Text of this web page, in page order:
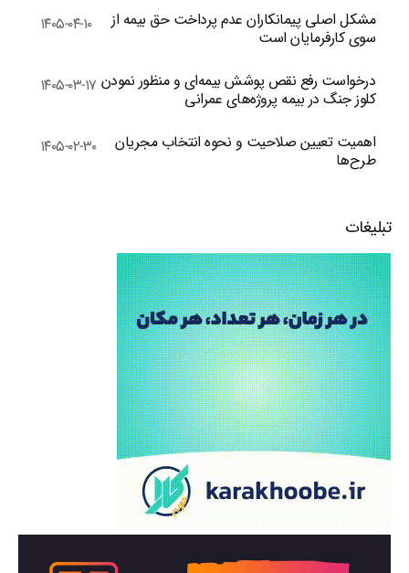
مشکل اصلی پیمانکاران عدم پرداخت حق بیمه از
سوی کارفرمایان است
۱۴۰۵-۰۴-۱۰
درخواست رفع نقص پوشش بیمه‌ای و منظور نمودن
کلوز جنگ در بیمه پروژه‌های عمرانی
۱۴۰۵-۰۳-۱۷
اهمیت تعیین صلاحیت و نحوه انتخاب مجریان
طرح‌ها
۱۴۰۵-۰۲-۳۰
تبلیغات